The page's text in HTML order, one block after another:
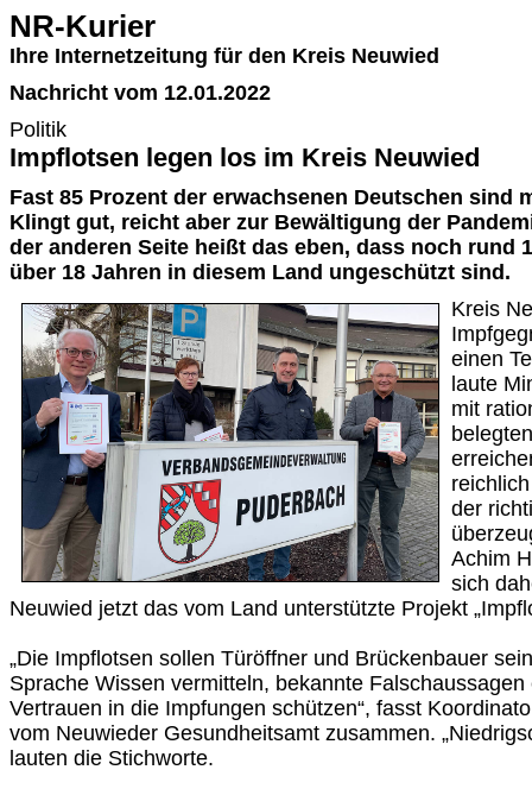
NR-Kurier
Ihre Internetzeitung für den Kreis Neuwied
Nachricht vom 12.01.2022
Politik
Impflotsen legen los im Kreis Neuwied
Fast 85 Prozent der erwachsenen Deutschen sind
Klingt gut, reicht aber zur Bewältigung der
der anderen Seite heißt das eben, dass noch rund
über 18 Jahren in diesem Land ungeschützt sind.
Kreis
einen
laute
mit
der
Achim
sich
Neuwied jetzt das vom Land unterstützte Projekt
„Die Impflotsen sollen Türöffner und Brückenbauer
Sprache Wissen vermitteln, bekannte
Vertrauen in die Impfungen schützen“, fasst
vom Neuwieder Gesundheitsamt zusammen.
lauten die Stichworte.